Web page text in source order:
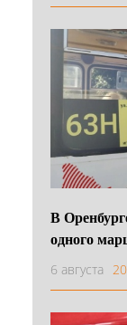
В
одного
6 августа